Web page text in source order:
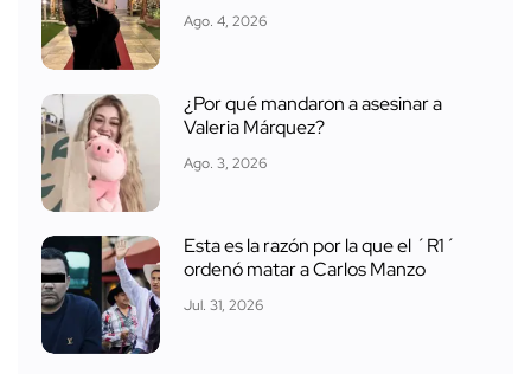
Ago. 4, 2026
¿Por qué mandaron a asesinar a
Valeria Márquez?
Ago. 3, 2026
Esta es la razón por la que el ´R1´
ordenó matar a Carlos Manzo
Jul. 31, 2026